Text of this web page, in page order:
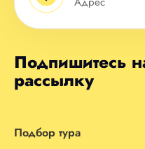
Подпишитесь
рассылку
Подбор тура